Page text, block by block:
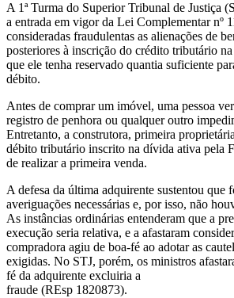
A 1ª Turma do Superior Tribunal de Justiça
a entrada em vigor da Lei Complementar nº
consideradas fraudulentas as alienações de
posteriores à inscrição do crédito tributário
que ele tenha reservado quantia suficiente
débito.
Antes de comprar um imóvel, uma pessoa
registro de penhora ou qualquer outro
Entretanto, a construtora, primeira
débito tributário inscrito na dívida ativa pela
de realizar a primeira venda.
A defesa da última adquirente sustentou que
averiguações necessárias e, por isso, não
As instâncias ordinárias entenderam que a
execução seria relativa, e a afastaram
compradora agiu de boa-fé ao adotar as
exigidas. No STJ, porém, os ministros
fé da adquirente excluiria a
fraude (REsp 1820873).